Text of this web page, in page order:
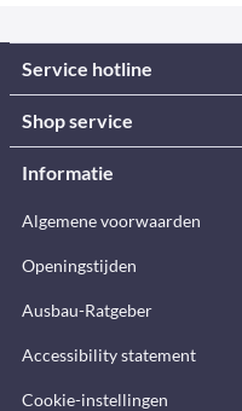
Service hotline
Shop service
Informatie
Algemene voorwaarden
Openingstijden
Ausbau-Ratgeber
Accessibility statement
Cookie-instellingen